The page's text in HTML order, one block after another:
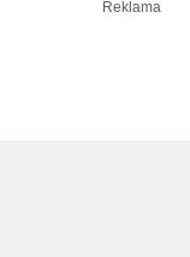
Reklama